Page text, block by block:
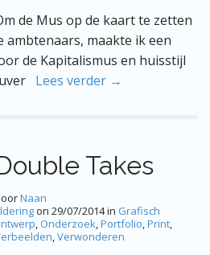
de Mus op de kaart te zetten
ambtenaars, maakte ik een
de Kapitalismus en huisstijl
Lees verder →
Takes
Naan
on 29/07/2014in Grafisch
, Onderzoek,Portfolio,Print,
,Verwonderen